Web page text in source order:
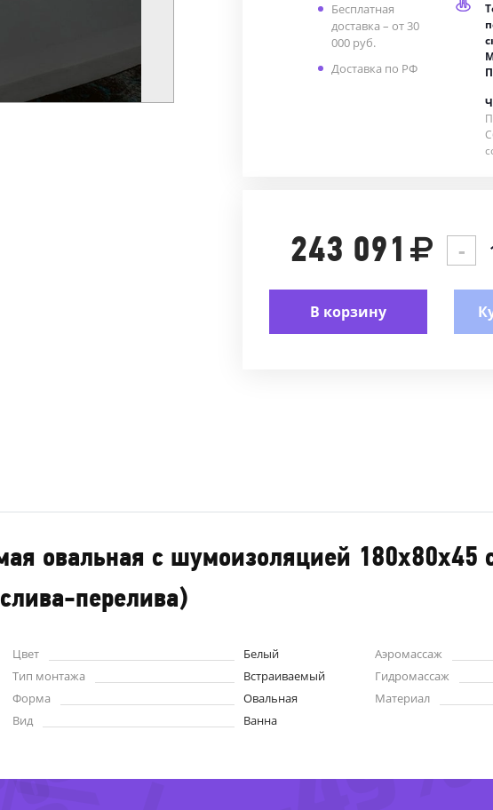
Бесплатная
доставка – от 30
000 руб.
Доставка по РФ
243 091 -
В корзину
овальная с шумоизоляцией 180x80x45
перелива)
Цвет
Белый
Тип монтажа
Встраиваемый
Форма
Овальная
Вид
Ванна
Аэромассаж
Гидромассаж
Материал
-49%